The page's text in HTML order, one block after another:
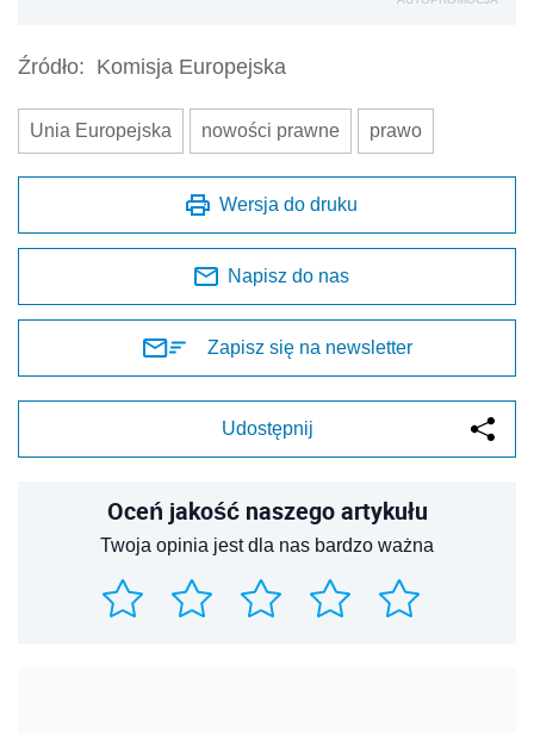
Źródło: Komisja Europejska
Unia Europejska nowości prawne prawo
Wersja do druku
Napisz do nas
Zapisz się na newsletter
Udostępnij
Oceń jakość naszego artykułu
Twoja opinia jest dla nas bardzo ważna